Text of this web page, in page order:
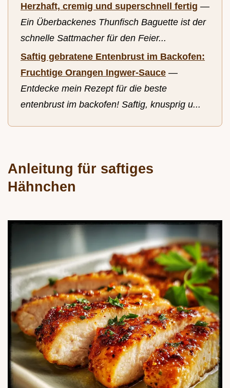
Herzhaft, cremig und superschnell fertig —
Ein Überbackenes Thunfisch Baguette ist der
schnelle Sattmacher für den Feier...
Saftig gebratene Entenbrust im Backofen:
Fruchtige Orangen Ingwer-Sauce —
Entdecke mein Rezept für die beste
entenbrust im backofen! Saftig, knusprig u...
Anleitung für saftiges
Hähnchen